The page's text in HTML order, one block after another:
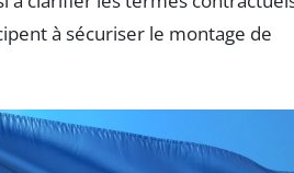
à sécuriser le montage de